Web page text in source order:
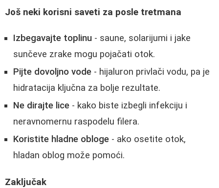
Još neki korisni saveti za posle tretmana
Izbegavajte toplinu - saune, solarijumi i jake
sunčeve zrake mogu pojačati otok.
Pijte dovoljno vode - hijaluron privlači vodu, pa je
hidratacija ključna za bolje rezultate.
Ne dirajte lice - kako biste izbegli infekciju i
neravnomernu raspodelu filera.
Koristite hladne obloge - ako osetite otok,
hladan oblog može pomoći.
Zaključak